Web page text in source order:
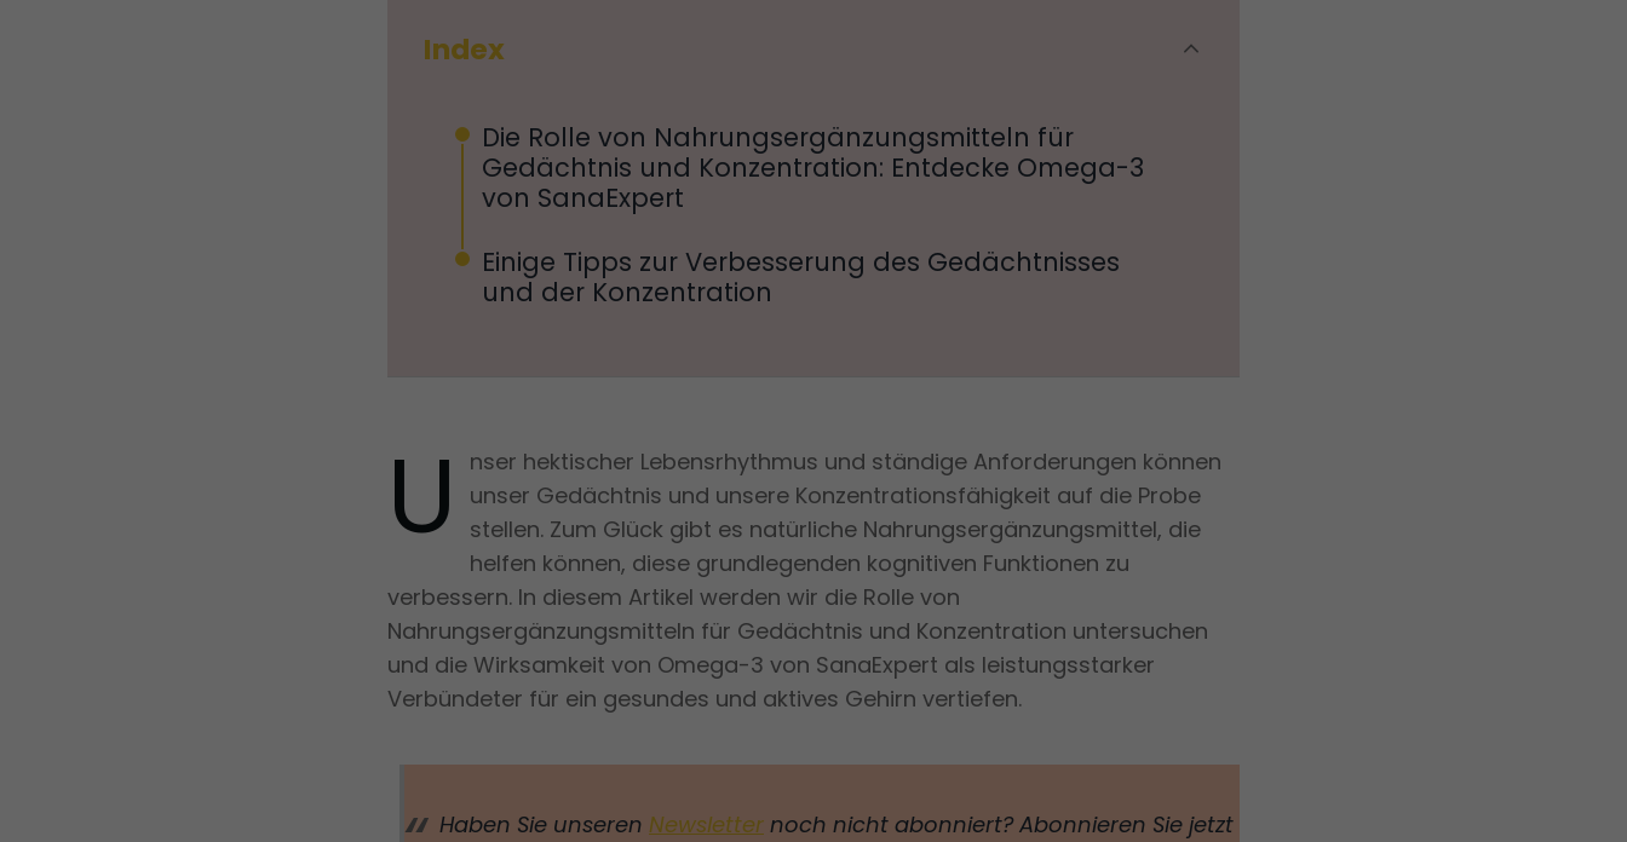
Index
Die Rolle von Nahrungsergänzungsmitteln für
Gedächtnis und Konzentration: Entdecke Omega-3
von SanaExpert
Einige Tipps zur Verbesserung des Gedächtnisses
und der Konzentration
U
nser hektischer Lebensrhythmus und ständige Anforderungen können
unser Gedächtnis und unsere Konzentrationsfähigkeit auf die Probe
stellen. Zum Glück gibt es natürliche Nahrungsergänzungsmittel, die
helfen können, diese grundlegenden kognitiven Funktionen zu
verbessern. In diesem Artikel werden wir die Rolle von
Nahrungsergänzungsmitteln für Gedächtnis und Konzentration untersuchen
und die Wirksamkeit von Omega-3 von SanaExpert als leistungsstarker
Verbündeter für ein gesundes und aktives Gehirn vertiefen.
Haben Sie unseren Newsletter noch nicht abonniert? Abonnieren Sie jetzt